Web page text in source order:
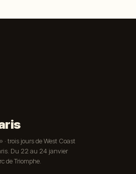
trois jours de West Coast
Du 22 au 24 janvier
de Triomphe.